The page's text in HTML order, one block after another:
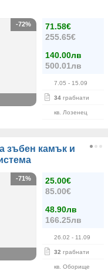
71.58€
255.65€
140.00лв
500.01лв
7.05 - 15.09
34 грабнати
кв. Лозенец
-72%
зъбен камък и
25.00€
85.00€
48.90лв
166.25лв
26.02 - 11.09
32 грабнати
кв. Оборище
-71%